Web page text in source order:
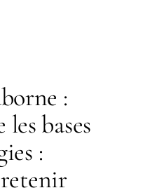
:
bases
: